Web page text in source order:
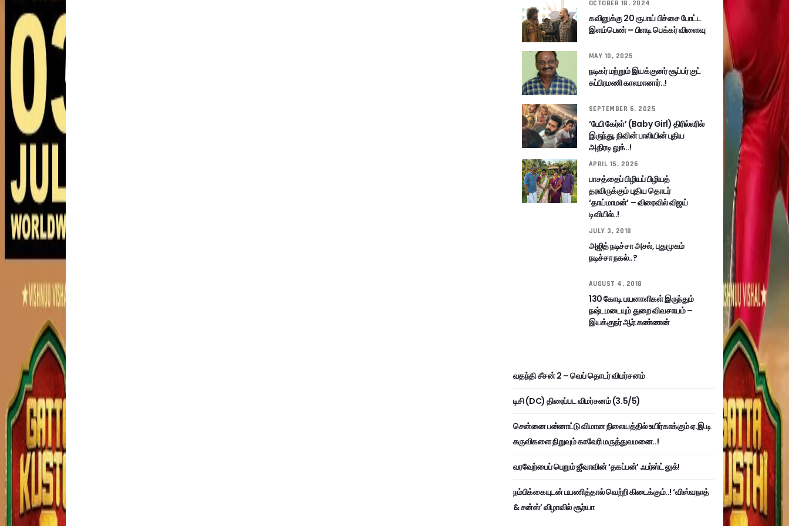
OCTOBER 18, 2024
கவினுக்கு 20 ரூபாய் பிச்சை போட்ட
இளம்பெண் – பிளடி பெக்கர் விளைவு
MAY 10, 2025
நடிகர் மற்றும் இயக்குனர் சூப்பர் குட்
சுப்பிரமணி காலமானார்..!
SEPTEMBER 6, 2025
‘பேபி கேர்ள்’ (Baby Girl) திரில்லரில்
இருந்து, நிவின் பாலியின் புதிய
அதிரடி லுக்..!
APRIL 15, 2026
பாசத்தைப் பிழியப் பிழியத்
தரவிருக்கும் புதிய தொடர்
‘தாய்மாமன்’ – விரைவில் விஜய்
டிவியில்..!
JULY 3, 2018
அஜித் நடிச்சா அசல், புதுமுகம்
நடிச்சா நகல்..?
AUGUST 4, 2018
130 கோடி பயனாளிகள் இருந்தும்
நஷ்டமடையும் துறை விவசாயம் –
இயக்குநர் ஆர்.கண்ணன்
வதந்தி சீசன் 2 – வெப் தொடர் விமர்சனம்
டிசி (DC) திரைப்பட விமர்சனம் (3.5/5)
சென்னை பன்னாட்டு விமான நிலையத்தில் உயிர்காக்கும் ஏ.இ.டி
கருவிகளை நிறுவும் காவேரி மருத்துவமனை..!
வரவேற்பைப் பெறும் ஜீவாவின் ‘தகப்பன்’ ஃபர்ஸ்ட் லுக்!
நம்பிக்கையுடன் பயணித்தால் வெற்றி கிடைக்கும்..! ‘விஸ்வநாத்
& சன்ஸ்’ விழாவில் சூர்யா